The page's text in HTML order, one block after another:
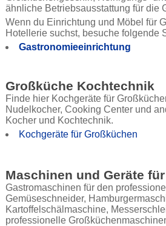
ähnliche Betriebsausstattung für die
Wenn du Einrichtung und Möbel für
Hotellerie suchst, besuche folgende
Gastronomieeinrichtung
Großküche Kochtechnik
Finde hier Kochgeräte für
Nudelkocher, Cooking Center und
Kocher und Kochtechnik.
Kochgeräte für Großküchen
Maschinen und Geräte
Gastromaschinen für den
Gemüseschneider,
Kartoffelschälmaschine,
professionelle